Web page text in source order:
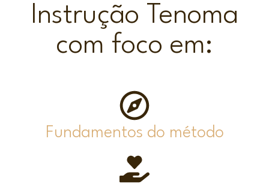
Instrução Tenoma
com foco em:
Fundamentos do método